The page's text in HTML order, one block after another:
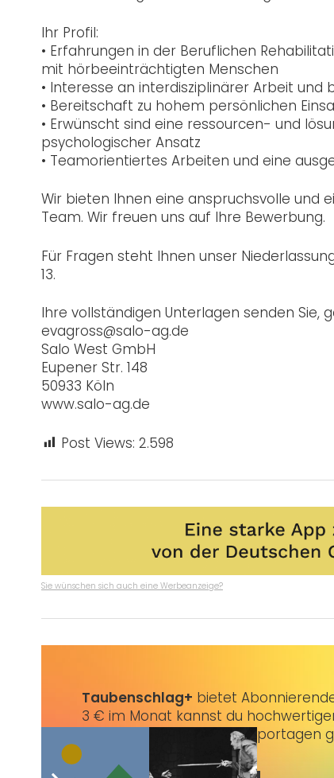
Ihr Profil:
• Erfahrungen in der Beruflichen
mit hörbeeinträchtigten Menschen
• Interesse an interdisziplinärer Arbeit und
• Bereitschaft zu hohem persönlichen
• Erwünscht sind eine ressourcen- und
psychologischer Ansatz
• Teamorientiertes Arbeiten und eine
Wir bieten Ihnen eine anspruchsvolle und
Team. Wir freuen uns auf Ihre Bewerbung.
Für Fragen steht Ihnen unser
13.
Ihre vollständigen Unterlagen senden Sie,
evagross@salo-ag.de
Salo West GmbH
Eupener Str. 148
50933 Köln
www.salo-ag.de
Post Views: 2.598
Sie wünschen sich auch eine Werbeanzeige?
Taubenschlag+ bietet
3 € im Monat kannst du
erstklassige Artikel und Reportagen